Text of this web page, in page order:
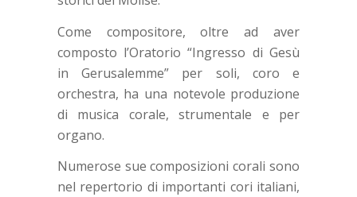
Come compositore, oltre ad aver
composto l’Oratorio “Ingresso di Gesù
in Gerusalemme” per soli, coro e
orchestra, ha una notevole produzione
di musica corale, strumentale e per
organo.
Numerose sue composizioni corali sono
nel repertorio di importanti cori italiani,